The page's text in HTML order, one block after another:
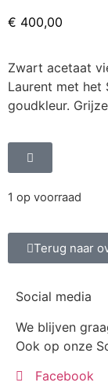
€ 400,00
Zwart acetaat
Laurent met het
goudkleur.
1 op voorraad
Terug naar
Social media
We blijven
Ook op onze
Facebook